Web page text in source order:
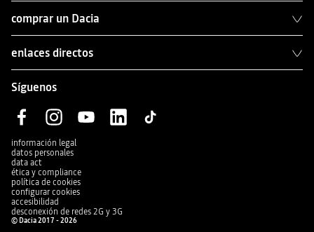
comprar un Dacia
enlaces directos
Síguenos
información legal
datos personales
data act
ética y compliance
política de cookies
configurar cookies
accesibilidad
desconexión de redes 2G y 3G
© Dacia 2017 - 2026